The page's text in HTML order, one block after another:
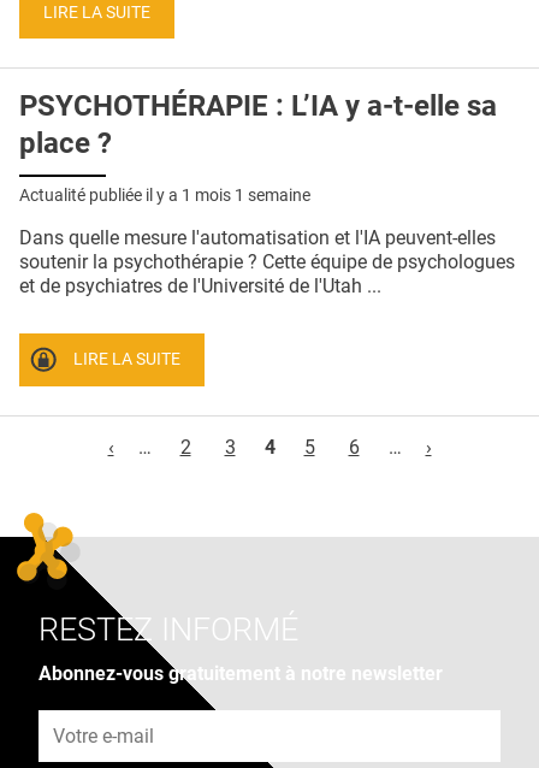
LIRE LA SUITE
PSYCHOTHÉRAPIE : L’IA y a-t-elle sa
place ?
Actualité publiée il y a 1 mois 1 semaine
Dans quelle mesure l'automatisation et l'IA peuvent-elles
soutenir la psychothérapie ? Cette équipe de psychologues
et de psychiatres de l'Université de l'Utah ...
LIRE LA SUITE
‹
… 2 3 4 5 6 … ›
RESTEZ INFORMÉ
Abonnez-vous gratuitement à notre newsletter